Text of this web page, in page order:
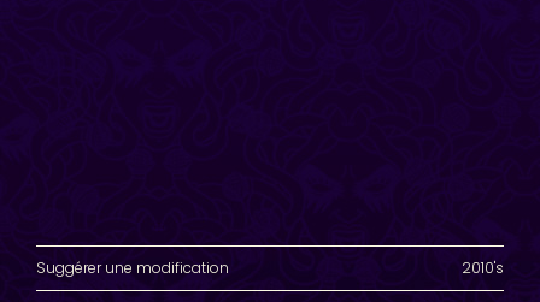
Suggérer une modification 2010's